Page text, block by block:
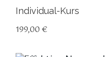
Individual-Kurs
199,00€